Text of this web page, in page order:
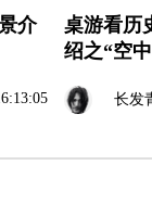
介
桌游看历
绍之“空
长发